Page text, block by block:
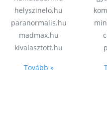
helyszinelo.hu
paranormalis.hu
madmax.hu
kivalasztott.hu
Tovább »